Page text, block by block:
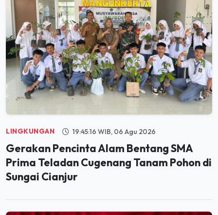
LINGKUNGAN 19:45:16 WIB, 06 Agu 2026
Gerakan Pencinta Alam Bentang SMA
Prima Teladan Cugenang Tanam Pohon di
Sungai Cianjur